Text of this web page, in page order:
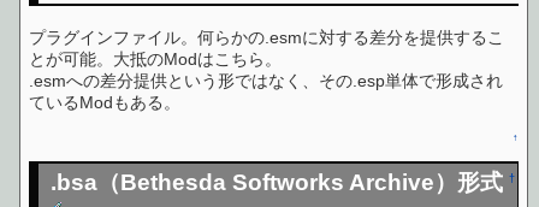
プラグインファイル。何らかの.esmに対する差分を提供するこ
とが可能。大抵のModはこちら。
.esmへの差分提供という形ではなく、その.esp単体で形成され
ているModもある。
↑
.bsa（Bethesda Softworks Archive）形式†